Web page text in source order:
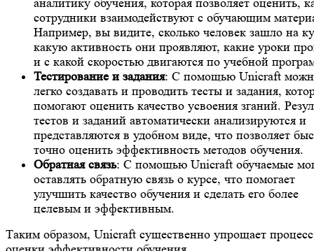
аналитику обучения, которая позволяет оценить,
сотрудники взаимодействуют с обучающим
Например, вы видите, сколько человек зашло на
какую активность они проявляют, какие уроки
и с какой скоростью двигаются по учебной
Тестирование и задания: С помощью Unicraft
легко создавать и проводить тесты и задания,
помогают оценить качество усвоения зганий.
тестов и заданий автоматически анализируются и
представляются в удобном виде, что позволяет
точно оценить эффективность методов обучения.
Обратная связь: С помощью Unicraft обучаемые
оставлять обратную связь о курсе, что помогает
улучшить качество обучения и сделать его более
целевым и эффективным.
Таким образом, Unicraft существенно упрощает процесс